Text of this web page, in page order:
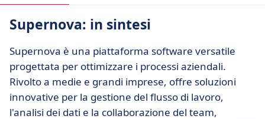
Supernova: in sintesi
Supernova è una piattaforma software versatile
progettata per ottimizzare i processi aziendali.
Rivolto a medie e grandi imprese, offre soluzioni
innovative per la gestione del flusso di lavoro,
l'analisi dei dati e la collaborazione del team,